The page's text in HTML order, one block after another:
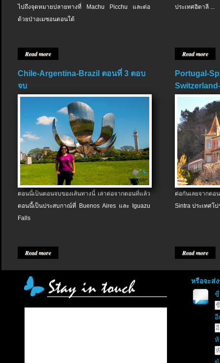
ไปถึงจุดหมายปลายทางที่ Machu Picchu และต่อ
ด้วยป่าอเมซอนตอนใต้
Read more
ประเทศอิตาลี ...
Read more
Chile-Argentina-Brazil ตอนที่ 3 ตอบ
จบ
ตอนนี้เป็นตอนจบของเส้นทางนี้ เล่าต่อจากตอนที่แล้ว
ตอนนี้เป็นประสบกาณ์ที่ Buenos Aires และ Iguazu
Falls
Read more
Portugal-
ต่อกันเลยจากต
Sintra ประเทศโป
Read more
หรือจะส่
อี
หั